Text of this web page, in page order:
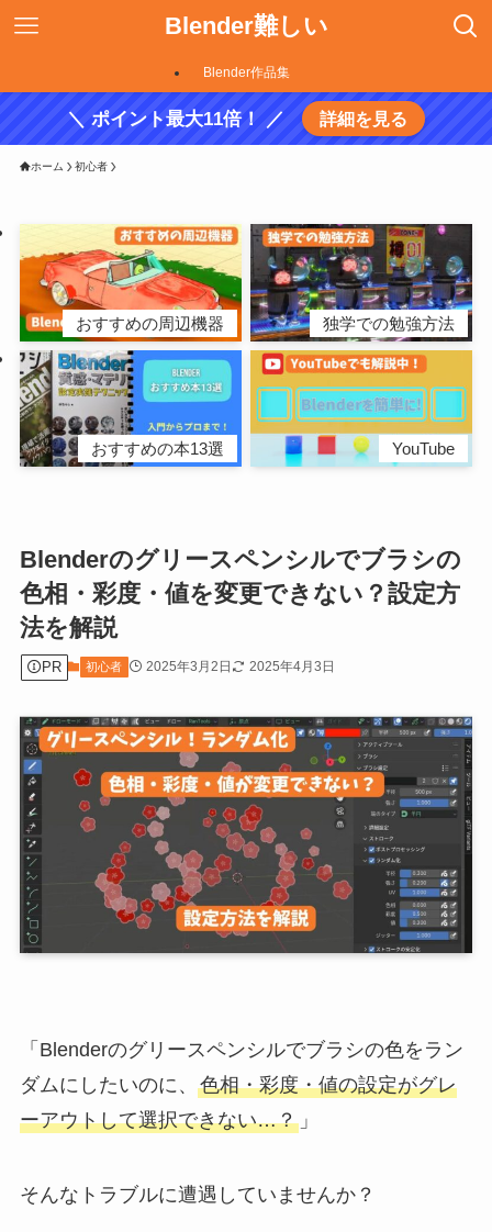
Blender難しい
Blender作品集
＼ ポイント最大11倍！ ／ 詳細を見る
ホーム 初心者
おすすめの周辺機器 独学での勉強方法
おすすめの本13選 YouTube
Blenderのグリースペンシルでブラシの
色相・彩度・値を変更できない？設定方
法を解説
PR 初心者 2025年3月2日 2025年4月3日
「Blenderのグリースペンシルでブラシの色をラン
ダムにしたいのに、 色相・彩度・値の設定がグレ
ーアウトして選択できない…？」
そんなトラブルに遭遇していませんか？